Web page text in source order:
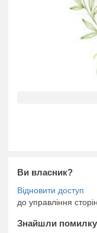
Ви власник?
до управління
Знайшли